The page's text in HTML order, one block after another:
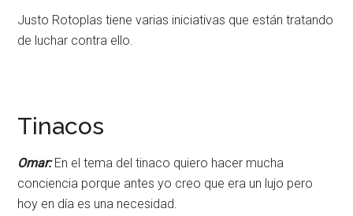
Justo Rotoplas tiene varias iniciativas que están tratando
de luchar contra ello.
Tinacos
Omar: En el tema del tinaco quiero hacer mucha
conciencia porque antes yo creo que era un lujo pero
hoy en día es una necesidad.